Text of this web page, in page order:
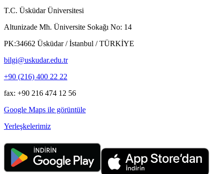
T.C. Üsküdar Üniversitesi
Altunizade Mh. Üniversite Sokağı No: 14
PK:34662 Üsküdar / İstanbul / TÜRKİYE
bilgi@uskudar.edu.tr
+90 (216) 400 22 22
fax: +90 216 474 12 56
Google Maps ile görüntüle
Yerleşkelerimiz